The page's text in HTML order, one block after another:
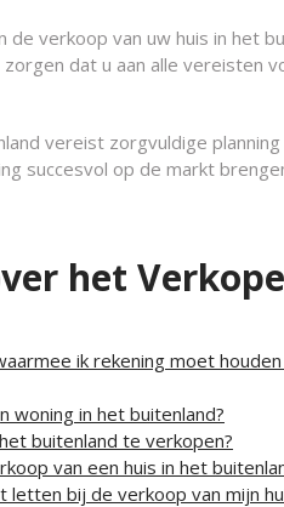
de verkoop van uw huis in het
dat u aan alle vereisten
vereist zorgvuldige
succesvol op de markt
het
ik rekening moet
woning in het buitenland?
buitenland te verkopen?
van een huis in het
bij de verkoop van mijn